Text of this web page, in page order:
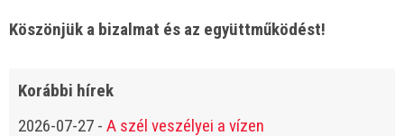
Köszönjük a bizalmat és az együttműködést!
Korábbi hírek
2026-07-27 - A szél veszélyei a vízen